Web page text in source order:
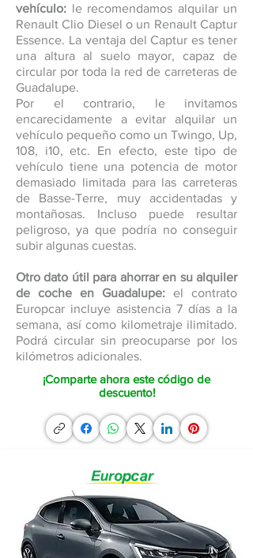
vehículo: le recomendamos alquilar un
Renault Clio Diesel o un Renault Captur
Essence. La ventaja del Captur es tener
una altura al suelo mayor, capaz de
circular por toda la red de carreteras de
Guadalupe.
Por el contrario, le invitamos
encarecidamente a evitar alquilar un
vehículo pequeño como un Twingo, Up,
108, i10, etc. En efecto, este tipo de
vehículo tiene una potencia de motor
demasiado limitada para las carreteras
de Basse-Terre, muy accidentadas y
montañosas. Incluso puede resultar
peligroso, ya que podría no conseguir
subir algunas cuestas.
Otro dato útil para ahorrar en su alquiler
de coche en Guadalupe: el contrato
Europcar incluye asistencia 7 días a la
semana, así como kilometraje ilimitado.
Podrá circular sin preocuparse por los
kilómetros adicionales.
¡Comparte ahora este código de
descuento!